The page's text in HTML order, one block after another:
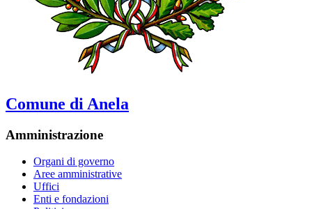
Comune di Anela
Amministrazione
Organi di governo
Aree amministrative
Uffici
Enti e fondazioni